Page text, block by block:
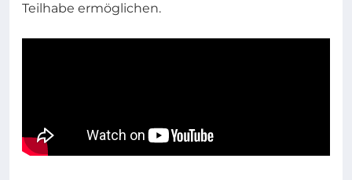
Teilhabe ermöglichen.